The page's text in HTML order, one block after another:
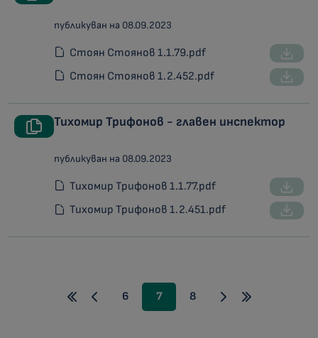
публикуван на 08.09.2023
Стоян Стоянов 1.1.79.pdf
Стоян Стоянов 1.2.452.pdf
Тихомир Трифонов - главен инспектор
публикуван на 08.09.2023
Тихомир Трифонов 1.1.77.pdf
Тихомир Трифонов 1.2.451.pdf
6 7 8